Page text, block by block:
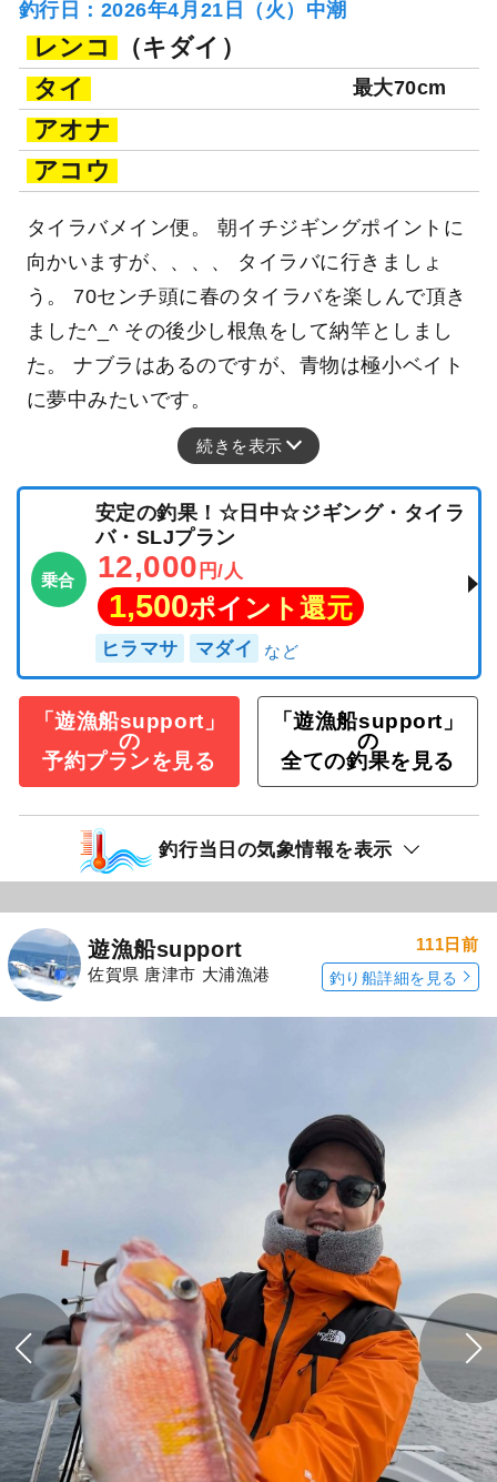
釣行日：2026年4月21日（火）中潮
レンコ
（キダイ）
タイ
最大70cm
アオナ
アコウ
タイラバメイン便。 朝イチジギングポイントに
向かいますが、、、、 タイラバに行きましょ
う。 70センチ頭に春のタイラバを楽しんで頂き
ました^_^ その後少し根魚をして納竿としまし
た。 ナブラはあるのですが、青物は極小ベイト
に夢中みたいです。
続きを表示
乗合
安定の釣果！☆日中☆ジギング・タイラ
バ・SLJプラン
12,000 円/人
1,500ポイント還元
ヒラマサ マダイ
「遊漁船support」
の
予約プランを見る
「遊漁船support」
の
全ての釣果を見る
釣行当日の気象情報を表示
遊漁船support
佐賀県 唐津市 大浦漁港
111日前
釣り船詳細を見る